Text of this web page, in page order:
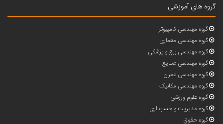
گروه های آموزشی
گروه مهندسی کامپیوتر
گروه مهندسی معماری
گروه مهندسی برق و پزشکی
گروه مهندسی صنایع
گروه مهندسی عمران
گروه مهندسی مکانیک
گروه علوم ورزشی
گروه مدیریت و حسابداری
گروه حقوق